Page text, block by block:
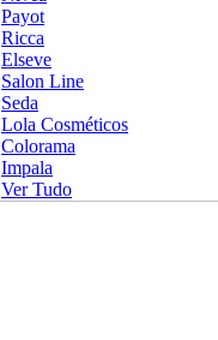
Payot
Ricca
Elseve
Salon Line
Seda
Lola Cosméticos
Colorama
Impala
Ver Tudo